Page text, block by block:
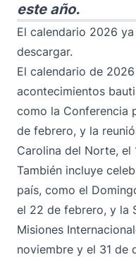
este año.
El calendario 2026
descargar.
El calendario de
acontecimientos
como la Conferencia
de febrero, y la
Carolina del Norte, el
También incluye
país, como el
el 22 de febrero, y la
Misiones
noviembre y el 31 de